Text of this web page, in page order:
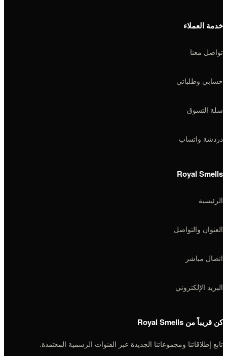
خدمة العملاء
تواصل معنا
حسابي وطلباتي
سلة التسوق
دردشة واتساب
Royal Smells
الرئيسية
العنوان والتواصل
اتصال مباشر
البريد الإلكتروني
كن قريباً من Royal Smells
تابع إطلاقاتنا ومجموعاتنا الجديدة عبر القنوات الرسمية المعتمدة.